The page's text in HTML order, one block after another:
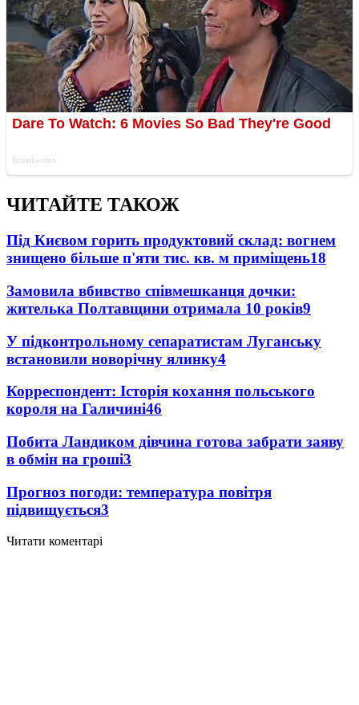
ЧИТАЙТЕ ТАКОЖ
Під Києвом горить продуктовий склад: вогнем
знищено більше п'яти тис. кв. м приміщень18
Замовила вбивство співмешканця дочки:
жителька Полтавщини отримала 10 років9
У підконтрольному сепаратистам Луганську
встановили новорічну ялинку4
Корреспондент: Історія кохання польського
короля на Галичині46
Побита Ландиком дівчина готова забрати заяву
в обмін на гроші3
Прогноз погоди: температура повітря
підвищується3
Читати коментарі